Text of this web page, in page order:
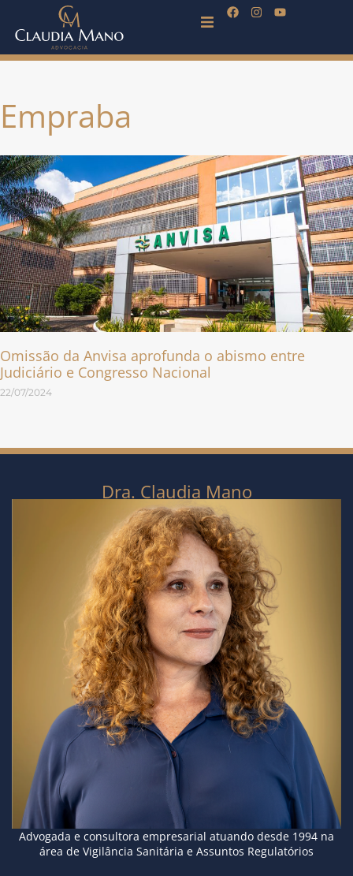
Empraba
Omissão da Anvisa aprofunda o abismo entre
Judiciário e Congresso Nacional
22/07/2024
Dra. Claudia Mano
Advogada e consultora empresarial atuando desde 1994 na
área de Vigilância Sanitária e Assuntos Regulatórios